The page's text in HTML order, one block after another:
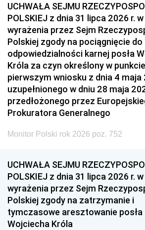
UCHWAŁA SEJMU
POLSKIEJ z dnia 31 lipca 2026 r.
wyrażenia przez Sejm
Polskiej zgody na pociągnięcie do
odpowiedzialności karnej posła
Króla za czyn określony w punkcie
pierwszym wniosku z dnia 4 maja
uzupełnionego w dniu 28 maja
przedłożonego przez
Prokuratora Generalnego
Monitor Polski rok 2026 poz. 752
UCHWAŁA SEJMU
POLSKIEJ z dnia 31 lipca 2026 r.
wyrażenia przez Sejm
Polskiej zgody na zatrzymanie i
tymczasowe aresztowanie posła
Wojciecha Króla